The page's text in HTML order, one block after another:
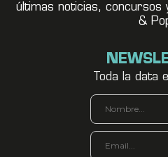
últimas noticias, concursos
&
Toda la data